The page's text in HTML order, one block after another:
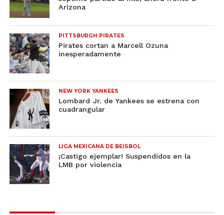
Arizona
PITTSBURGH PIRATES
Pirates cortan a Marcell Ozuna
inesperadamente
NEW YORK YANKEES
Lombard Jr. de Yankees se estrena con
cuadrangular
LIGA MEXICANA DE BEISBOL
¡Castigo ejemplar! Suspendidos en la
LMB por violencia